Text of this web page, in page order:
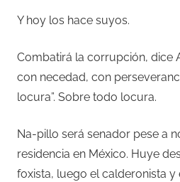
Y hoy los hace suyos.
Combatirá la corrupción, dice
con necedad, con
locura”. Sobre todo locura.
Na-pillo será senador pese a
residencia en México. Huye
foxista, luego el calderonista y